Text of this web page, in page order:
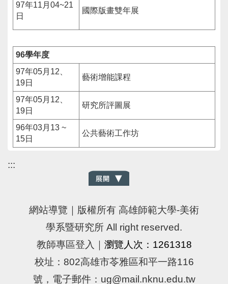
97年11月04~21
日
國際版畫雙年展
96學年度
97年05月12、
19日
藝術增能課程
97年05月12、
19日
研究所評圖展
96年03月13 ~
15日
公共藝術工作坊
:::
網站導覽 ｜版權所有 高雄師範大學-美術
學系暨研究所 All right reserved.
教師專區登入
瀏覽人次：1261318
校址：802高雄市苓雅區和平一路116
號，電子郵件：ug@mail.nknu.edu.tw